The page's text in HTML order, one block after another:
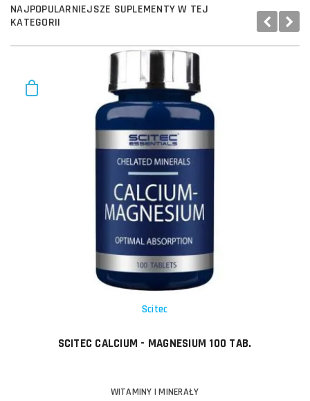
NAJPOPULARNIEJSZE SUPLEMENTY W TEJ
KATEGORII
Scitec
SCITEC CALCIUM - MAGNESIUM 100 TAB.
WITAMINY I MINERAŁY